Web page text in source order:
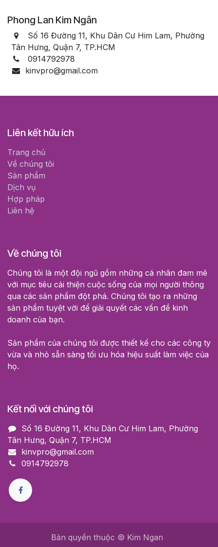
Phong Lan Kim Ngân
Số 16 Đường 11, Khu Dân Cư Him Lam, Phường
Tân Hưng, Quận 7, TP.HCM
0914792978
kinvpro@gmail.com
Liên kết hữu ích
Trang chủ
Về chúng tôi
Sản phẩm
Dịch vụ
Hợp pháp
Liên hệ
Về chúng tôi
Chúng tôi là một đội ngũ gồm những cá nhân đam mê
với mục tiêu cải thiện cuộc sống của mọi người thông
qua các sản phẩm đột phá. Chúng tôi tạo ra những
sản phẩm tuyệt vời để giải quyết các vấn đề kinh
doanh của bạn.
Sản phẩm của chúng tôi được thiết kế cho các công ty
vừa và nhỏ sẵn sàng tối ưu hóa hiệu suất làm việc của
họ.
Kết nối với chúng tôi
Số 16 Đường 11, Khu Dân Cư Him Lam, Phường
Tân Hưng, Quận 7, TP.HCM
kinvpro@gmail.com
0914792978
Bản quyền thuộc © Kim Ngan